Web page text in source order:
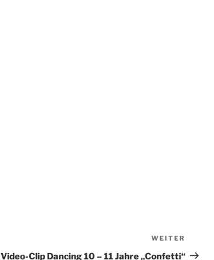
Beitrag
WEITER
Video-Clip Dancing 10 – 11 Jahre „Confetti“